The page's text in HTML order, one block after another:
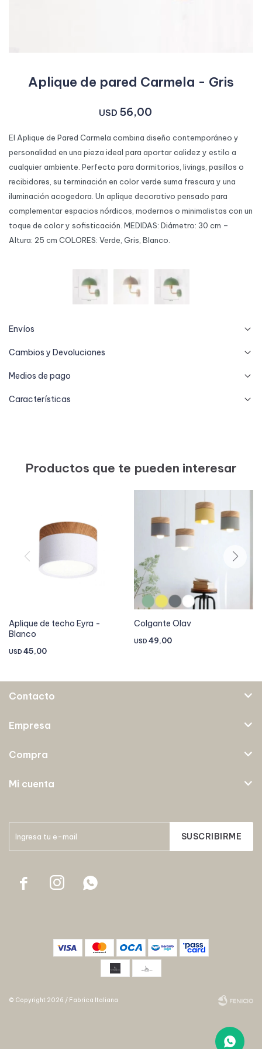
Aplique de pared Carmela - Gris
USD 56,00
El Aplique de Pared Carmela combina diseño contemporáneo y
personalidad en una pieza ideal para aportar calidez y estilo a
cualquier ambiente. Perfecto para dormitorios, livings, pasillos o
recibidores, su terminación en color verde suma frescura y una
iluminación acogedora. Un aplique decorativo pensado para
complementar espacios nórdicos, modernos o minimalistas con un
toque de color y sofisticación. MEDIDAS: Diámetro: 30 cm –
Altura: 25 cm COLORES: Verde, Gris, Blanco.
Envíos
Cambios y Devoluciones
Medios de pago
Características
Productos que te pueden interesar
Aplique de techo Eyra -
Blanco
USD 45,00
Colgante Olav
USD 49,00
SUSCRIBIRME
  
Contacto
Empresa
Compra
Mi cuenta
© Copyright 2026 / Fabrica Italiana